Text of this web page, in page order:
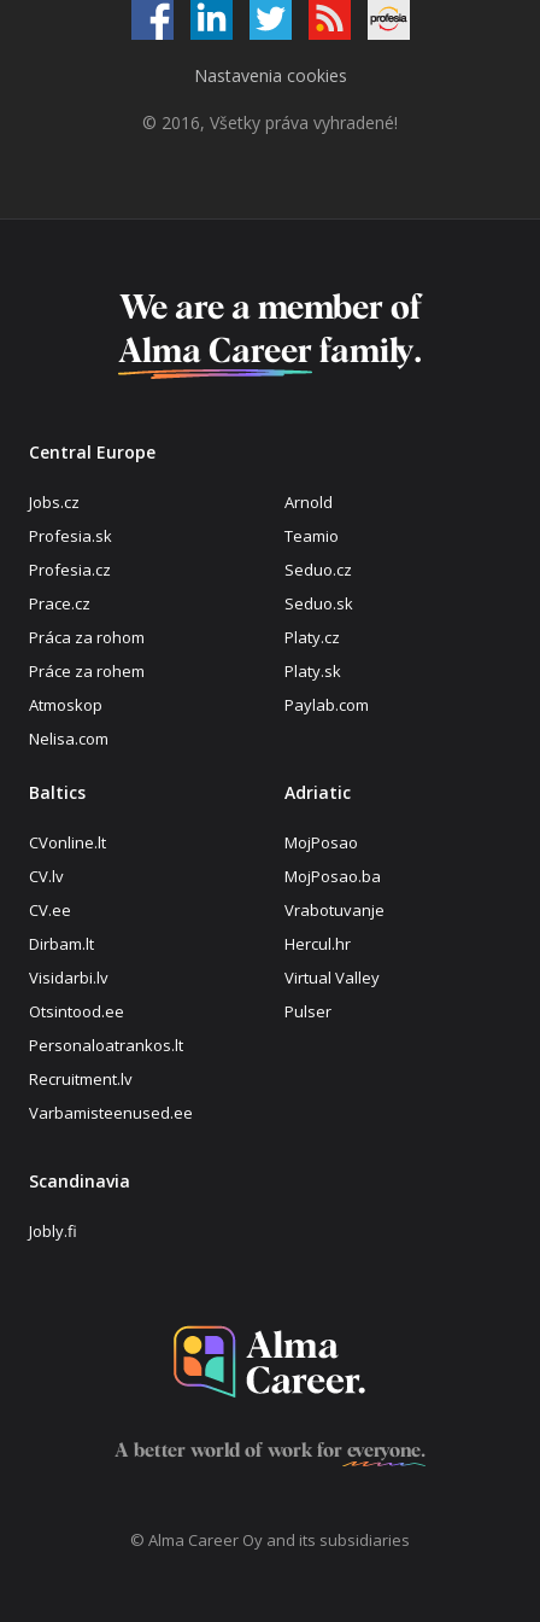
Nastavenia cookies
© 2016, Všetky práva vyhradené!
We are a member of
Alma Career family.
Central Europe
Jobs.cz
Profesia.sk
Profesia.cz
Prace.cz
Práca za rohom
Práce za rohem
Atmoskop
Nelisa.com
Arnold
Teamio
Seduo.cz
Seduo.sk
Platy.cz
Platy.sk
Paylab.com
Baltics
CVonline.lt
CV.lv
CV.ee
Dirbam.lt
Visidarbi.lv
Otsintood.ee
Personaloatrankos.lt
Recruitment.lv
Varbamisteenused.ee
Adriatic
MojPosao
MojPosao.ba
Vrabotuvanje
Hercul.hr
Virtual Valley
Pulser
Scandinavia
Jobly.fi
A better world of work for everyone.
© Alma Career Oy and its subsidiaries